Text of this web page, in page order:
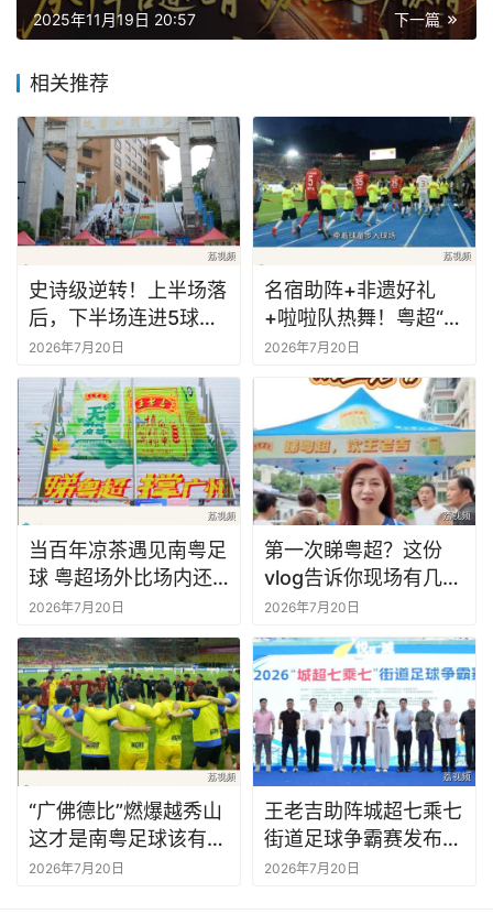
六运会开幕式，广东省体育局网站图片
而作为六运会带给广州最重要的城市礼物——达到当时世界
水平的广州天河体育中心应运而生，它既作为六运会主场馆
和开闭幕式主场馆，更由此成为了广州城市新中轴线的标志
性建筑，开启了广州城市第一次东扩的步伐，新的广州东
站、中信广场、天河城商圈等现在广州市民耳熟能详的城市
地标，在六运会后的上世纪90年代纷纷落成，广州的市中
心从越秀向天河转移。
天河体育中心时至今日依然是广州城市新中轴线标志性建
筑，南方+图片
而2001年11月在广州第二次举行的全运会——九运会，则
拉开了广州城市第二次东扩的帷幕，为此在天河东部黄村建
设了广东省奥林匹克中心，时隔24年，这里再次成为十五
运会开幕式的主场馆。
十五运会开幕式，新华社图片
在本届全运会开幕式前一天的11月8日举行，自行车（公
路）赛男子个人赛是十五运会唯一跨越粤港澳三地的标志性
跨境赛事，也是全运会历史上首次跨境赛事。从珠海市出
发，以港珠澳大桥为纽带，途经港珠澳大桥、澳门北安码
下一篇
2025年11月19日 20:57
相关推荐
史诗级逆转！上半场落
后，下半场连进5球！
越秀山彻底沸腾了！
2026年7月20日
名宿助阵+非遗好礼
+啦啦队热舞！粤超“广
佛德比”氛围拉满
2026年7月20日
当百年凉茶遇见南粤足
球 粤超场外比场内还
“热”！
2026年7月20日
第一次睇粤超？这份
vlog告诉你现场有几好
玩
2026年7月20日
“广佛德比”燃爆越秀山
这才是南粤足球该有的
样子！
2026年7月20日
王老吉助阵城超七乘七
街道足球争霸赛发布会
现场玩游戏赢好礼
2026年7月20日